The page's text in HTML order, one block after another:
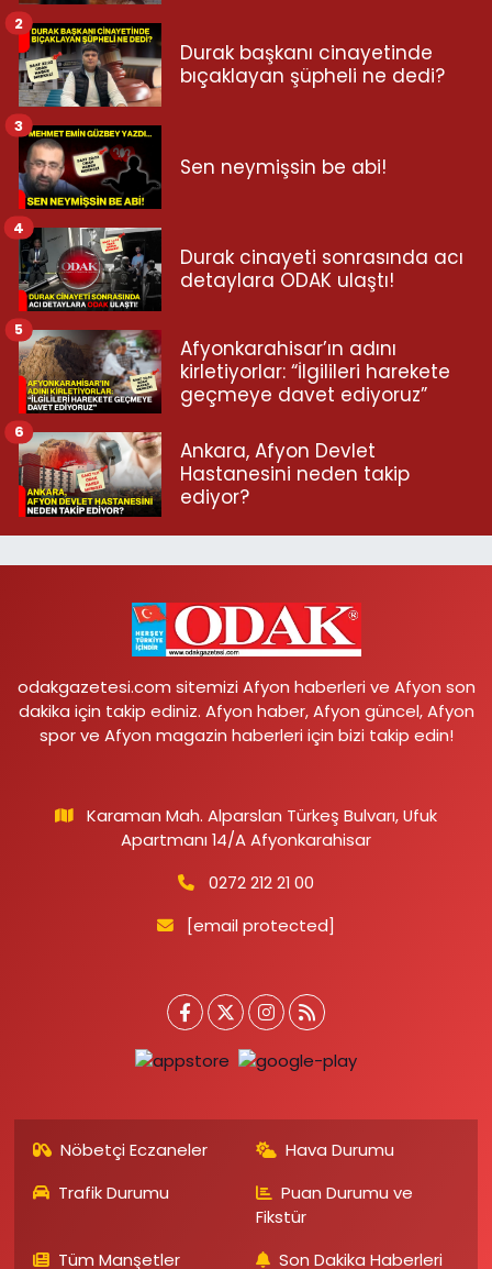
Durak başkanı cinayetinde
bıçaklayan şüpheli ne dedi?
2
Sen neymişsin be abi!
3
Durak cinayeti sonrasında acı
detaylara ODAK ulaştı!
4
Afyonkarahisar’ın adını
kirletiyorlar: “İlgilileri harekete
geçmeye davet ediyoruz”
5
Ankara, Afyon Devlet
Hastanesini neden takip
ediyor?
6
odakgazetesi.com sitemizi Afyon haberleri ve Afyon son
dakika için takip ediniz. Afyon haber, Afyon güncel, Afyon
spor ve Afyon magazin haberleri için bizi takip edin!
Karaman Mah. Alparslan Türkeş Bulvarı, Ufuk
Apartmanı 14/A Afyonkarahisar
0272 212 21 00
[email protected]
Nöbetçi Eczaneler
Hava Durumu
Trafik Durumu
Puan Durumu ve
Fikstür
Tüm Manşetler
Son Dakika Haberleri